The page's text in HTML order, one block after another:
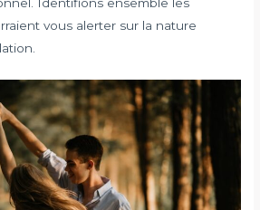
vous alerter sur la nature